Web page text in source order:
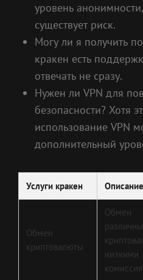
уровень
существует риск.
Могу ли я получить
кракен есть
отвечать не сразу.
Нужен ли VPN для
безопасности? Хотя
использование VPN
дополнительный
Услуги кракен Описание
Обмен
криптовалюты
Обмен
низкими